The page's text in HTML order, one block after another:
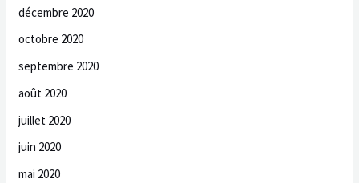
décembre 2020
octobre 2020
septembre 2020
août 2020
juillet 2020
juin 2020
mai 2020